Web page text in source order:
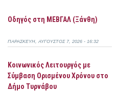
Οδηγός στη ΜΕΒΓΑΛ (Ξάνθη)
ΠΑΡΑΣΚΕΥΉ, ΑΎΓΟΥΣΤΟΣ 7, 2026 - 16:32
Κοινωνικός Λειτουργός με
Σύμβαση Ορισμένου Χρόνου στο
Δήμο Τυρνάβου